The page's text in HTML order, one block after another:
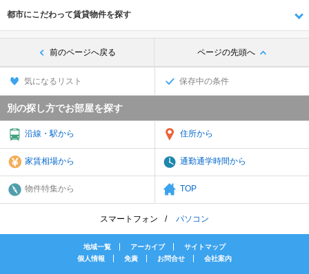
都市にこだわって賃貸物件を探す
前のページへ戻る ページの先頭へ
気になるリスト 保存中の条件
別の探し方でお部屋を探す
沿線・駅から 住所から
家賃相場から 通勤通学時間から
物件特集から TOP
スマートフォン パソコン
地域一覧 アーカイブ
サイトマップ
個人情報
免責 お問合せ 会社案内